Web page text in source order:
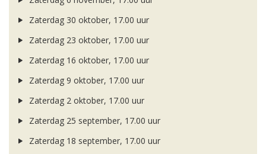
Zaterdag 30 oktober, 17.00 uur
Zaterdag 23 oktober, 17.00 uur
Zaterdag 16 oktober, 17.00 uur
Zaterdag 9 oktober, 17.00 uur
Zaterdag 2 oktober, 17.00 uur
Zaterdag 25 september, 17.00 uur
Zaterdag 18 september, 17.00 uur